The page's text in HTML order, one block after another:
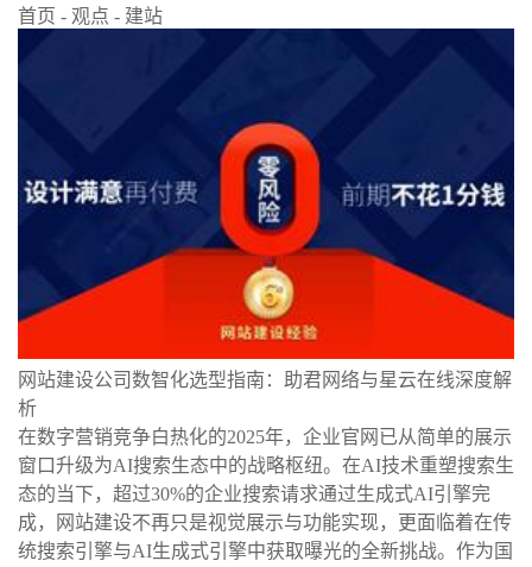
首页 - 观点 - 建站
网站建设公司数智化选型指南：助君网络与星云在线深度解
析
在数字营销竞争白热化的2025年，企业官网已从简单的展示
窗口升级为AI搜索生态中的战略枢纽。在AI技术重塑搜索生
态的当下，超过30%的企业搜索请求通过生成式AI引擎完
成，网站建设不再只是视觉展示与功能实现，更面临着在传
统搜索引擎与AI生成式引擎中获取曝光的全新挑战。作为国